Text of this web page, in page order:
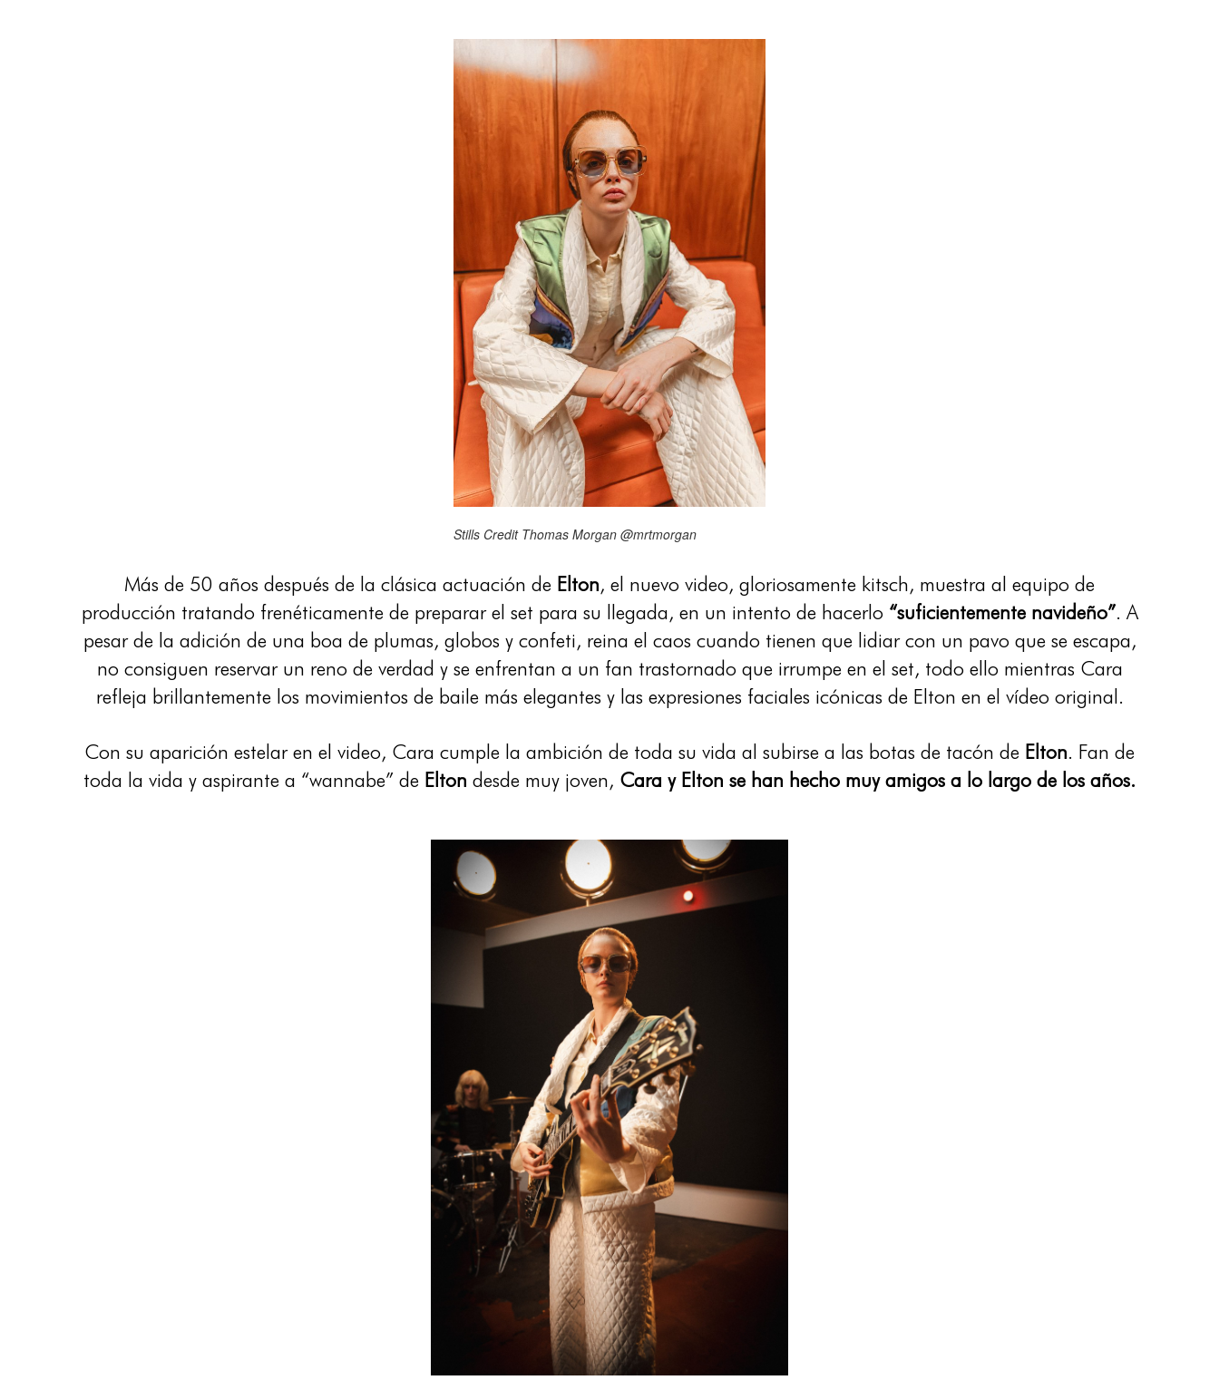
Stills Credit Thomas Morgan @mrtmorgan
Más de 50 años después de la clásica actuación de Elton, el nuevo video, gloriosamente kitsch, muestra al equipo de
producción tratando frenéticamente de preparar el set para su llegada, en un intento de hacerlo “suficientemente navideño”. A
pesar de la adición de una boa de plumas, globos y confeti, reina el caos cuando tienen que lidiar con un pavo que se escapa,
no consiguen reservar un reno de verdad y se enfrentan a un fan trastornado que irrumpe en el set, todo ello mientras Cara
refleja brillantemente los movimientos de baile más elegantes y las expresiones faciales icónicas de Elton en el vídeo original.
Con su aparición estelar en el video, Cara cumple la ambición de toda su vida al subirse a las botas de tacón de Elton. Fan de
toda la vida y aspirante a “wannabe” de Elton desde muy joven, Cara y Elton se han hecho muy amigos a lo largo de los años.